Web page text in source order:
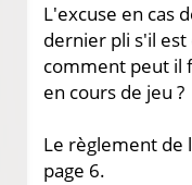
L'excuse en cas
dernier pli s'il
comment peut il
en cours de jeu ?
Le règlement de
page 6.